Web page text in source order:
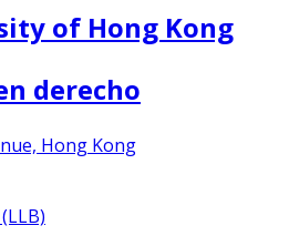
of Hong Kong
derecho
Hong Kong